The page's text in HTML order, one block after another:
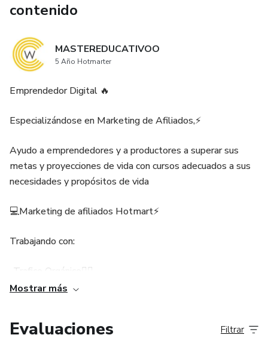
contenido
MASTEREDUCATIVOO
5 Año Hotmarter
Emprendedor Digital 🔥
Especializándose en Marketing de Afiliados,⚡️
Ayudo a emprendedores y a productores a superar sus
metas y proyecciones de vida con cursos adecuados a sus
necesidades y propósitos de vida
💻Marketing de afiliados Hotmart⚡️
Trabajando con:
-Trafico Orgánico🙋‍♂️
Actualmente llevo trabajando alrededor de 3 meses en
Mostrar más
Evaluaciones Filtrar